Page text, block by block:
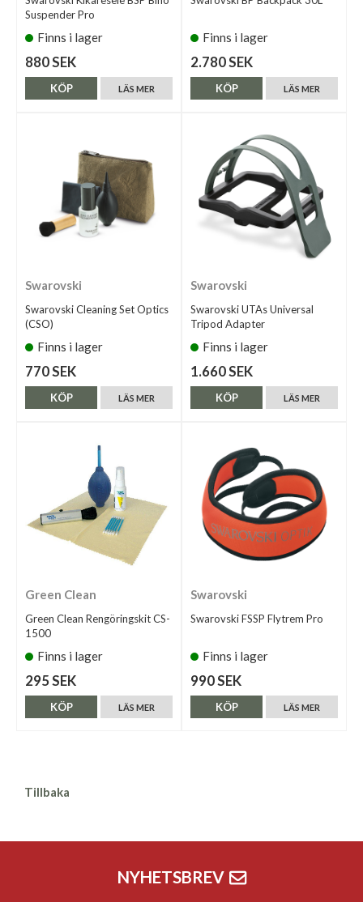
Suspender Pro
Finns i lager
880 SEK
LÄS MER
KÖP
Finns i lager
2.780 SEK
LÄS MER
KÖP
Swarovski
Swarovski Cleaning Set Optics
(CSO)
Finns i lager
770 SEK
LÄS MER
KÖP
Swarovski
Swarovski UTAs Universal
Tripod Adapter
Finns i lager
1.660 SEK
LÄS MER
KÖP
Green Clean
Green Clean Rengöringskit CS-
1500
Finns i lager
295 SEK
LÄS MER
KÖP
Swarovski
Swarovski FSSP Flytrem Pro
Finns i lager
990 SEK
LÄS MER
KÖP
Tillbaka
NYHETSBREV